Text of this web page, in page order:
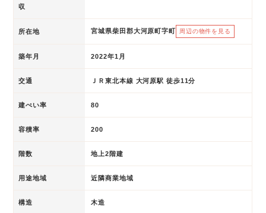
収
所在地 宮城県柴田郡大河原町字町 周辺の物件を見る
築年月 2022年1月
交通 ＪＲ東北本線 大河原駅 徒歩11分
建ぺい率 80
容積率 200
階数 地上2階建
用途地域 近隣商業地域
構造 木造